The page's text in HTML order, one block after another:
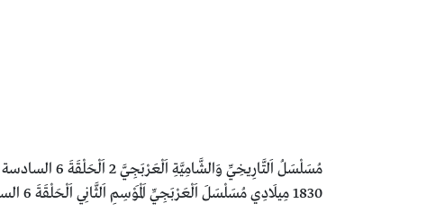
1830 مِيلَادِي مُسَلْسَلَ اَلْعَرْبَجِيِّ اَلْمَوْسِمِ اَلثَّانِي اَلْحَلْقَةَ 6 السادسة كَامِلَةَ مُسَلْسَلَاتِ رَمَضَانْ 2024 عَلَى فِيدْيُو بِرْسَتِيجْ